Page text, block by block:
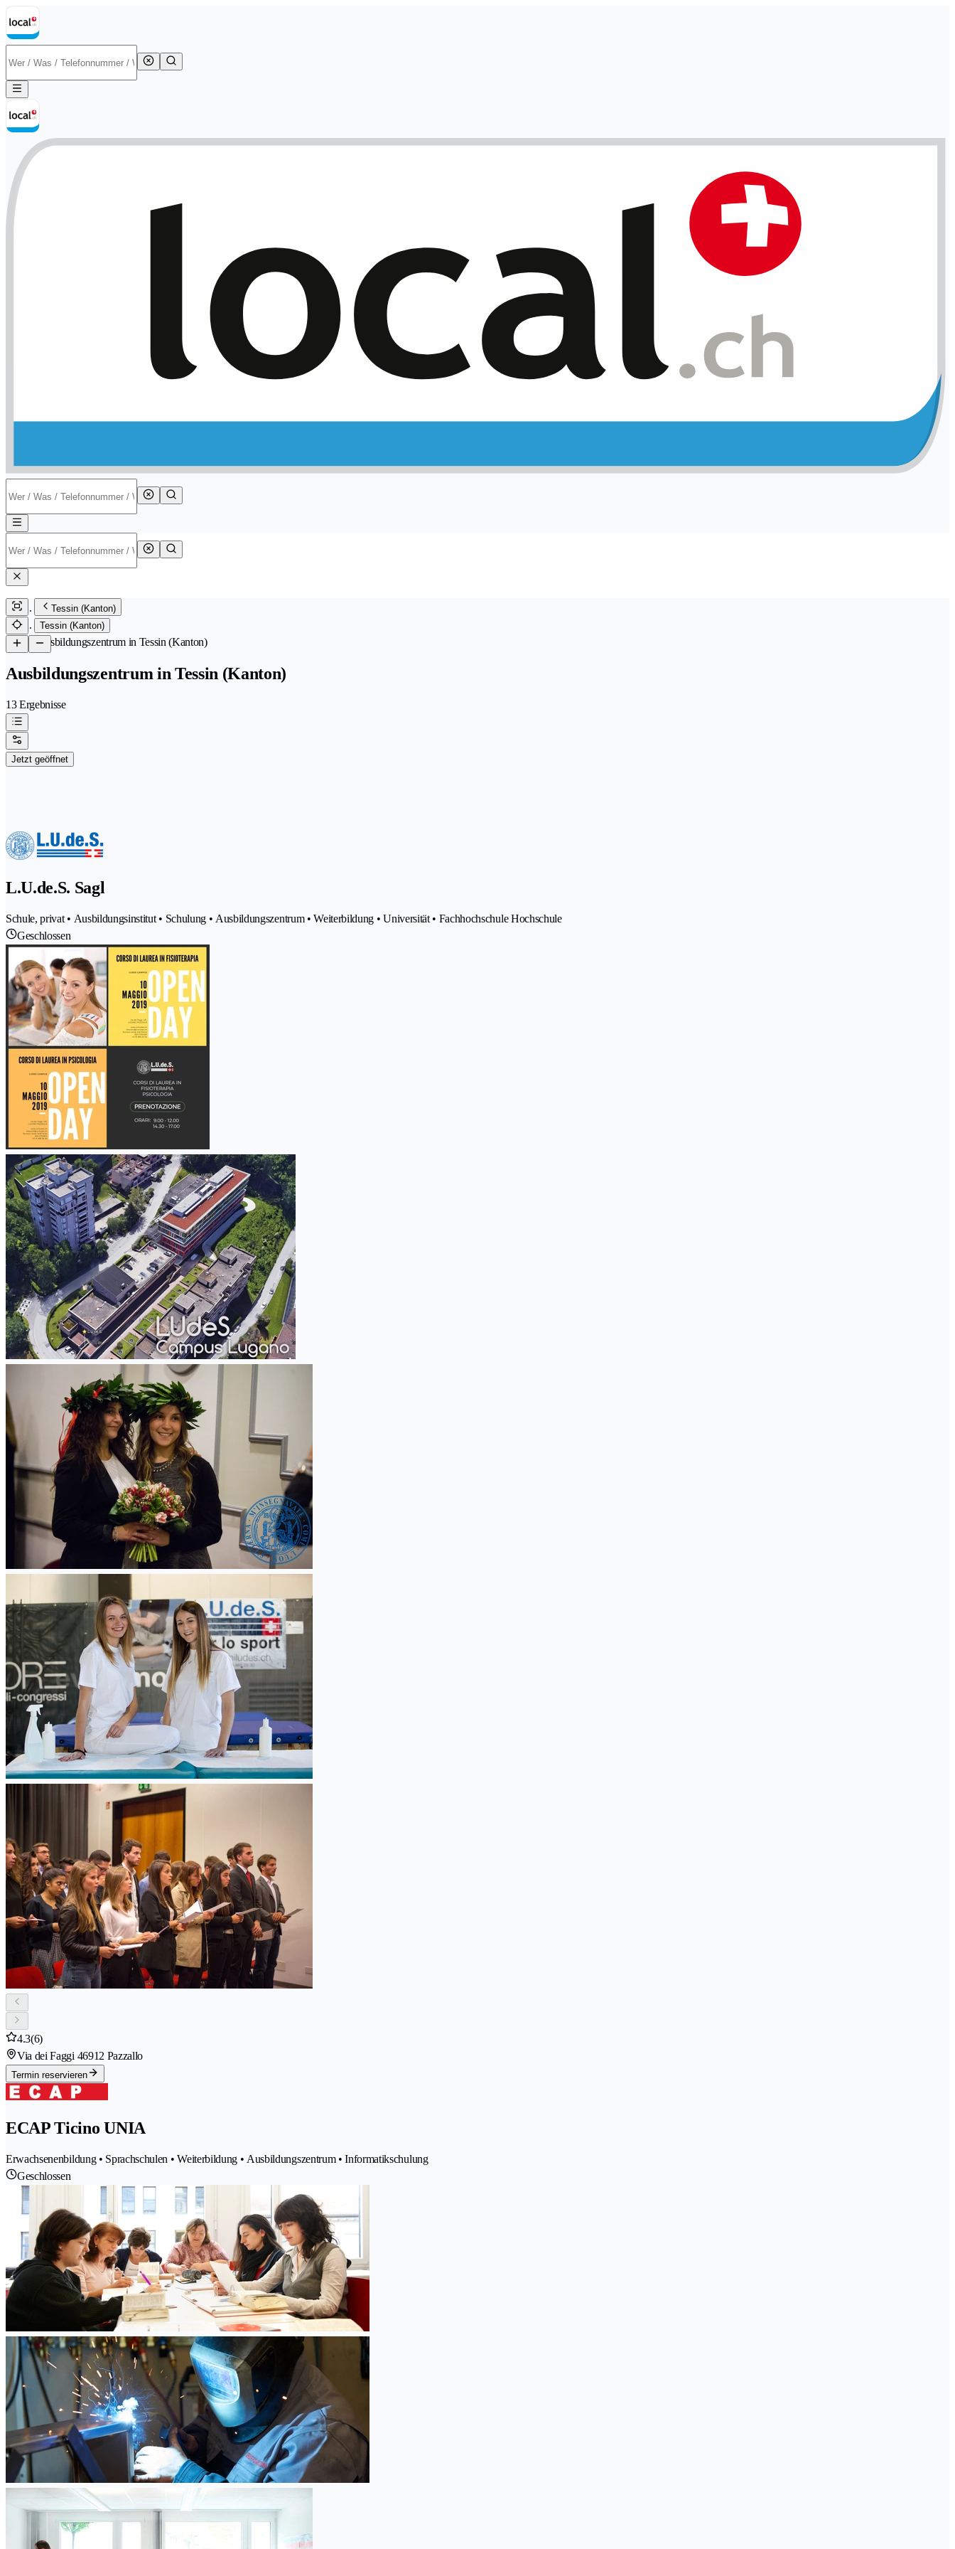
Tessin (Kanton)
Tessin (Kanton)
/Ausbildungszentrum in Tessin (Kanton)
Ausbildungszentrum in Tessin (Kanton)
13 Ergebnisse
Jetzt geöffnet
L.U.de.S. Sagl
Schule, privat • Ausbildungsinstitut • Schulung • Ausbildungszentrum • Weiterbildung • Universität • Fachhochschule Hochschule
Geschlossen
4.3(6)
Via dei Faggi 46912 Pazzallo
Termin reservieren
ECAP Ticino UNIA
Erwachsenenbildung • Sprachschulen • Weiterbildung • Ausbildungszentrum • Informatikschulung
Geschlossen